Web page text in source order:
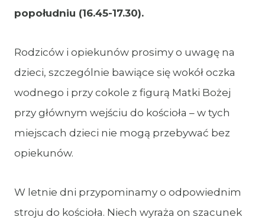
popołudniu (16.45-17.30).
Rodziców i opiekunów prosimy o uwagę na
dzieci, szczególnie bawiące się wokół oczka
wodnego i przy cokole z figurą Matki Bożej
przy głównym wejściu do kościoła – w tych
miejscach dzieci nie mogą przebywać bez
opiekunów.
W letnie dni przypominamy o odpowiednim
stroju do kościoła. Niech wyraża on szacunek